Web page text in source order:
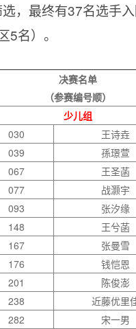
，最终有37名选手
名）。
决赛名单
（参赛编号顺）
少儿组
030 王诗垚
039 孫璟萱
067 王圣菡
077 战灏宇
093 张汐缘
148 王兮菡
167 张曼雪
176 钱恺恩
201 陈俊澎
238 近藤优里
282 宋一男